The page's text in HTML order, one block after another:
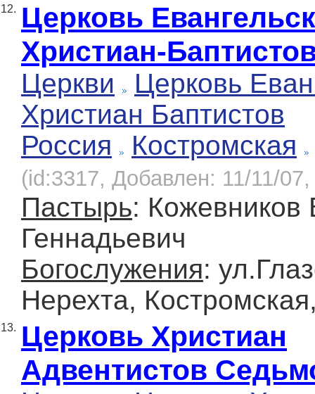
12. Церковь
Христиан-
Церкви
Церковь
Христиан Баптистов
Россия
Костромская
(id:3317, Добавлен: 11/11/
Пастырь:
Геннадьевич
Богослужения:
Нерехта,
13. Церковь Христиан
Адвентистов